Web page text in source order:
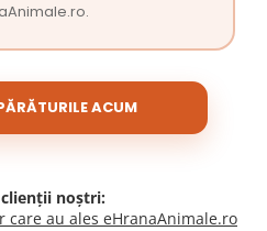
ACUM
clienții noștri:
care au ales eHranaAnimale.ro